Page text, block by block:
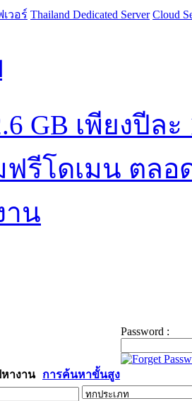
เวอร์ Thailand Dedicated Server Cloud
Password :
หางาน
การค้นหาขั้นสูง